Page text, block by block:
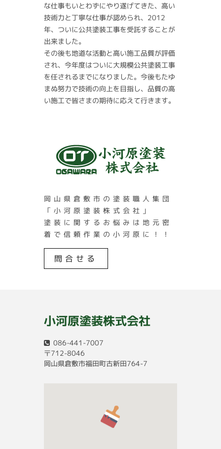
な仕事もいとわずにやり遂げてきた、高い
技術力と丁寧な仕事が認められ、2012
年、ついに公共塗装工事を受託することが
出来ました。
その後も地道な活動と高い施工品質が評価
され、今年度はついに大規模公共塗装工事
を任されるまでになりました。今後もたゆ
まぬ努力で技術の向上を目指し、品質の高
い施工で皆さまの期待に応えて行きます。
岡山県倉敷市の塗装職人集団
「小河原塗装株式会社」
塗装に関するお悩みは地元密
着で信頼作業の小河原に！！
問合せる
小河原塗装株式会社
086-441-7007
〒712-8046
岡山県倉敷市福田町古新田764-7